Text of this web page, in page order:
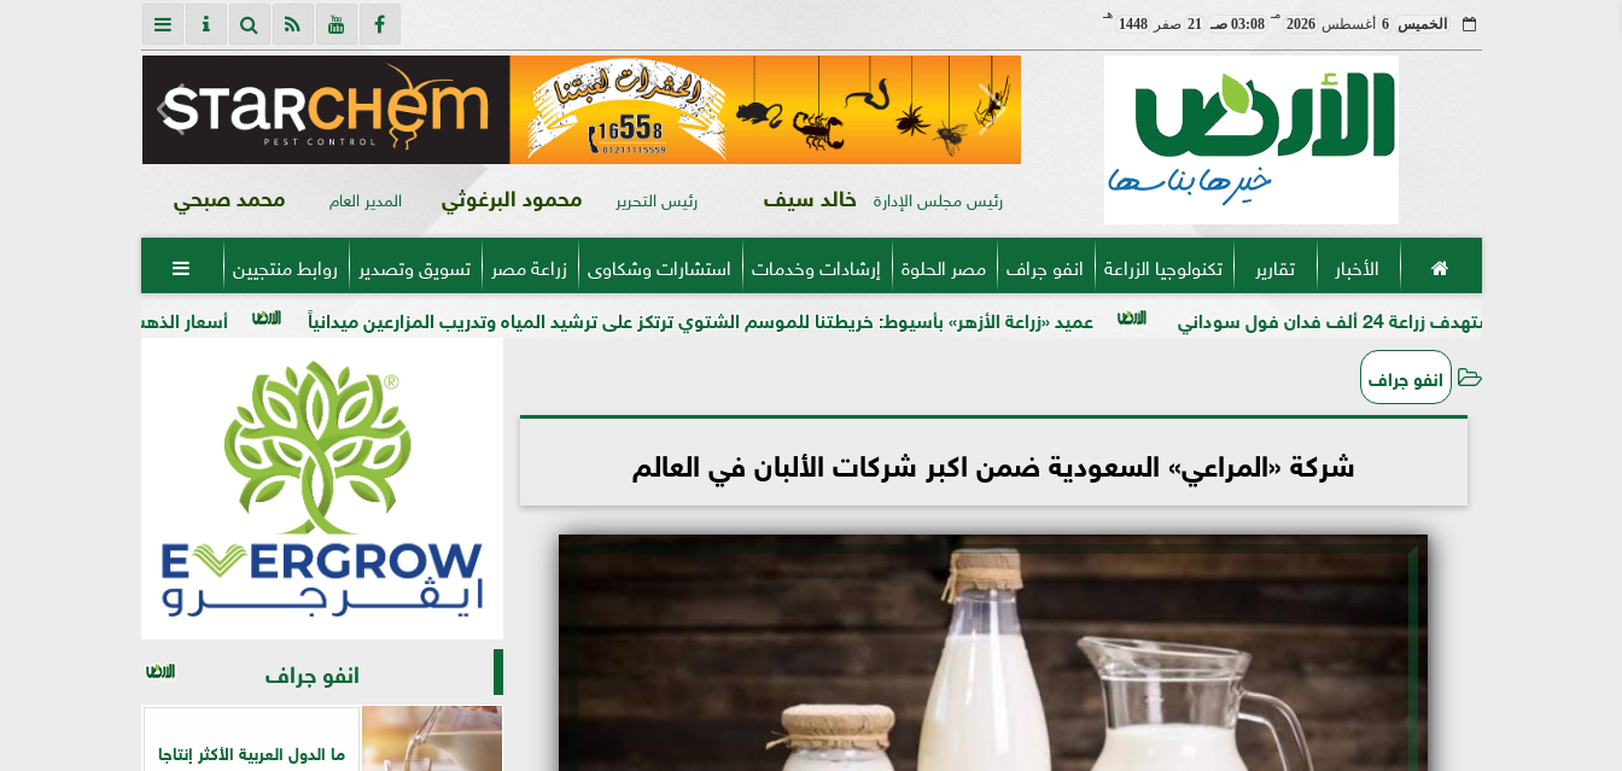
الخميس 6 أغسطس2026
مـ
03:08 صـ 21 صفر 1448
هـ
رئيس مجلس الإدارة خالد سيف رئيس التحرير محمود البرغوثي المدير العام محمد صبحي
الأخبار تقارير تكنولوجيا الزراعة انفو جراف مصر الحلوة إرشادات وخدمات استشارات وشكاوى زراعة مصر تسويق وتصدير روابط منتجيين 
أسعار الذهب في مصر فى بداية تعاملات اليوم الأربعاء 5 عميد «زراعة الأزهر» بأسيوط: خريطتنا للموسم الشتوي ترتكز على ترشيد المياه وتدريب المزارعين ميدانياً
انفو جراف
شركة «المراعي» السعودية ضمن اكبر شركات الألبان في العالم
انفو جراف
ما الدول العربية الأكثر إنتاجا